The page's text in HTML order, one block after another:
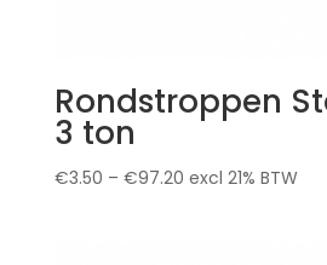
Rondstroppen
3 ton
€3.50 – €97.20 excl 21% BTW